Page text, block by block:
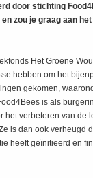
door stichting
zou je graag aan
Het Groene
hebben om het
gekomen,
is als
het verbeteren van de
is dan ook verheugd
heeft geïnitieerd en